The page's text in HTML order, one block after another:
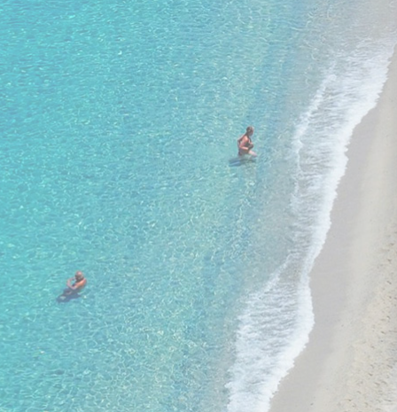
CAVO SPADA LUXURY SPORTS & LEISURE RESORT
GIANNOULIS 5★
1 002 €